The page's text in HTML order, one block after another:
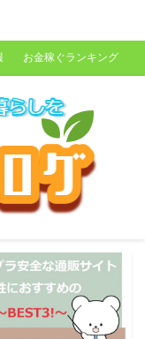
お金稼ぐランキング